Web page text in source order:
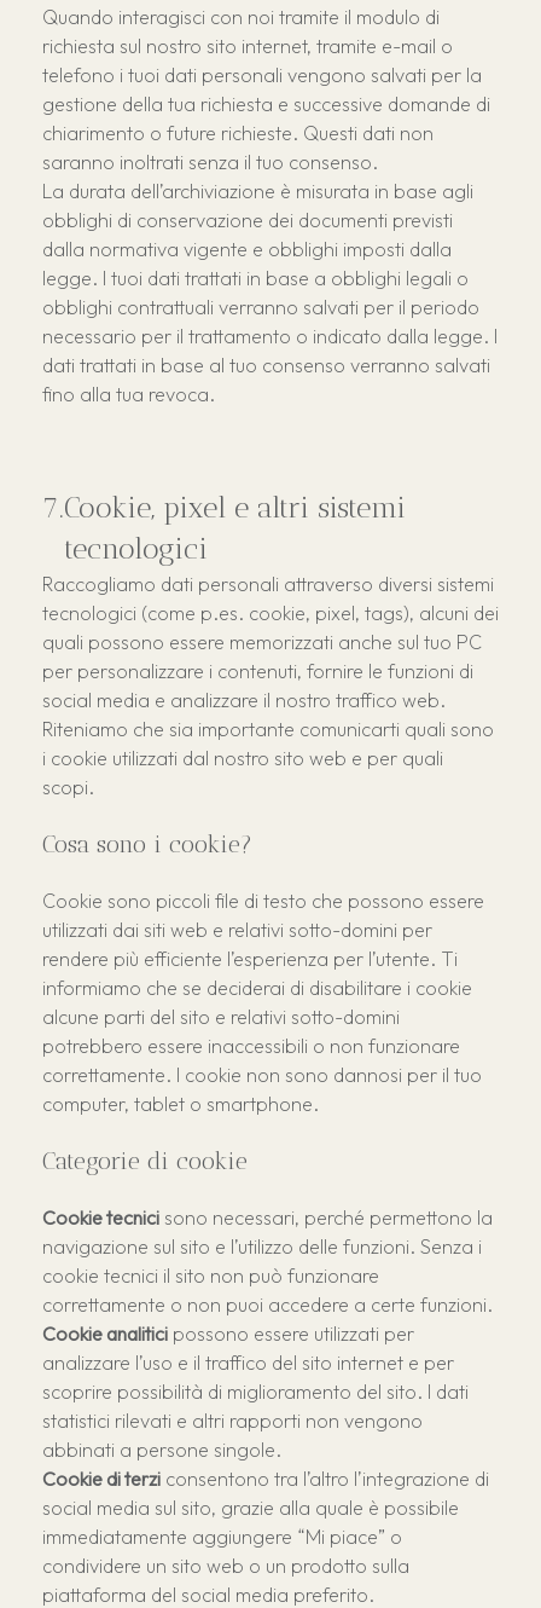
Quando interagisci con noi tramite il modulo di
richiesta sul nostro sito internet, tramite e-mail o
telefono i tuoi dati personali vengono salvati per la
gestione della tua richiesta e successive domande di
chiarimento o future richieste. Questi dati non
saranno inoltrati senza il tuo consenso.
La durata dell’archiviazione è misurata in base agli
obblighi di conservazione dei documenti previsti
dalla normativa vigente e obblighi imposti dalla
legge. I tuoi dati trattati in base a obblighi legali o
obblighi contrattuali verranno salvati per il periodo
necessario per il trattamento o indicato dalla legge. I
dati trattati in base al tuo consenso verranno salvati
fino alla tua revoca.
Cookie, pixel e altri sistemi
tecnologici
Raccogliamo dati personali attraverso diversi sistemi
tecnologici (come p.es. cookie, pixel, tags), alcuni dei
quali possono essere memorizzati anche sul tuo PC
per personalizzare i contenuti, fornire le funzioni di
social media e analizzare il nostro traffico web.
Riteniamo che sia importante comunicarti quali sono
i cookie utilizzati dal nostro sito web e per quali
scopi.
Cosa sono i cookie?
Cookie sono piccoli file di testo che possono essere
utilizzati dai siti web e relativi sotto-domini per
rendere più efficiente l’esperienza per l’utente. Ti
informiamo che se deciderai di disabilitare i cookie
alcune parti del sito e relativi sotto-domini
potrebbero essere inaccessibili o non funzionare
correttamente. I cookie non sono dannosi per il tuo
computer, tablet o smartphone.
Categorie di cookie
Cookie tecnici sono necessari, perché permettono la
navigazione sul sito e l’utilizzo delle funzioni. Senza i
cookie tecnici il sito non può funzionare
correttamente o non puoi accedere a certe funzioni.
Cookie analitici possono essere utilizzati per
analizzare l’uso e il traffico del sito internet e per
scoprire possibilità di miglioramento del sito. I dati
statistici rilevati e altri rapporti non vengono
abbinati a persone singole.
Cookie di terzi consentono tra l’altro l’integrazione di
social media sul sito, grazie alla quale è possibile
immediatamente aggiungere “Mi piace” o
condividere un sito web o un prodotto sulla
piattaforma del social media preferito.